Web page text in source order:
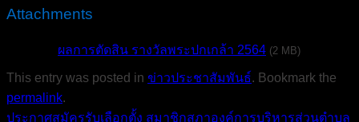
Attachments
ผลการตัดสิน รางวัลพระปกเกล้า 2564 (2 MB)
This entry was posted in ข่าวประชาสัมพันธ์. Bookmark the
permalink.
ประกาศสมัครรับเลือกตั้ง สมาชิกสภาองค์การบริหารส่วนตำบล